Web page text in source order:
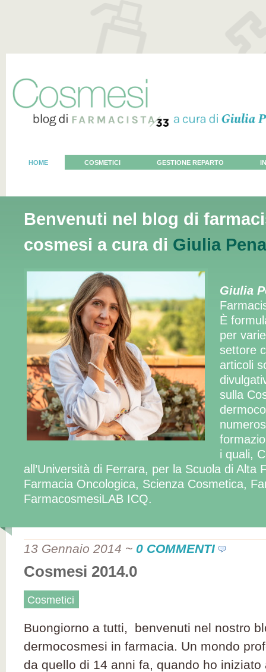
HOME COSMETICI GESTIONE REPARTO
Benvenuti nel blog di
cosmesi a cura di Giulia
Giulia
È
per
settore
articoli
sulla
i quali,
all’Università di Ferrara, per la Scuola di Alta
Farmacia Oncologica, Scienza Cosmetica,
FarmacosmesiLAB ICQ.
13 Gennaio 2014 ~ 0 COMMENTI
Cosmesi 2014.0
Cosmetici
Buongiorno a tutti, benvenuti nel nostro
dermocosmesi in farmacia. Un mondo
da quello di 14 anni fa, quando ho iniziato